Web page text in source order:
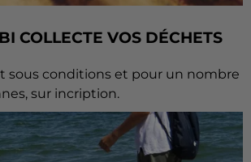
COLLECTE VOS DÉCHETS
sous conditions et pour un nombre
sur incription.